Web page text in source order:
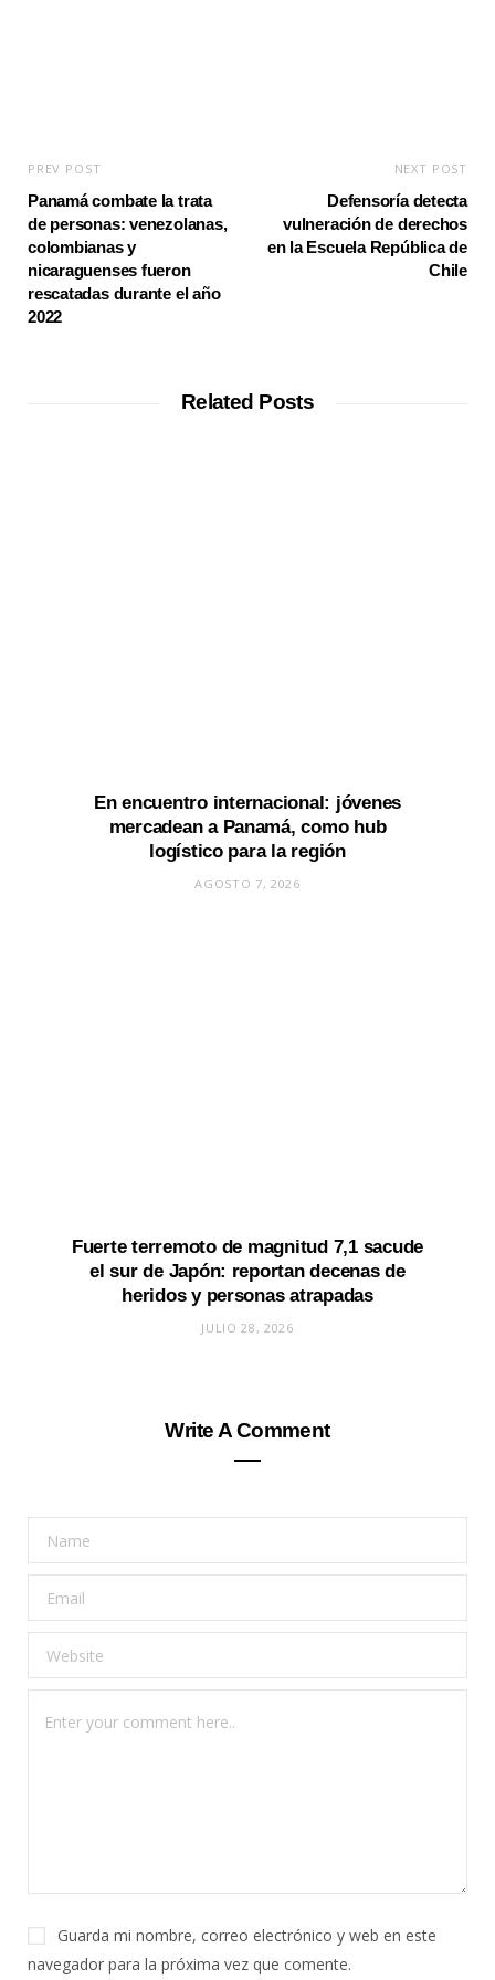
PREV POST
Panamá combate la trata
de personas: venezolanas,
colombianas y
nicaraguenses fueron
rescatadas durante el año
2022
NEXT POST
Defensoría detecta
vulneración de derechos
en la Escuela República de
Chile
Related Posts
En encuentro internacional: jóvenes
mercadean a Panamá, como hub
logístico para la región
AGOSTO 7, 2026
Fuerte terremoto de magnitud 7,1 sacude
el sur de Japón: reportan decenas de
heridos y personas atrapadas
JULIO 28, 2026
Write A Comment
Guarda mi nombre, correo electrónico y web en este
navegador para la próxima vez que comente.